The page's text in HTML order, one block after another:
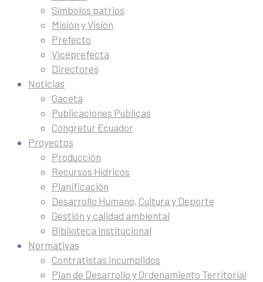
Símbolos patrios
Misión y Visión
Prefecto
Viceprefecta
Directores
Noticias
Gaceta
Publicaciones Públicas
Congretur Ecuador
Proyectos
Producción
Recursos Hídricos
Planificación
Desarrollo Humano, Cultura y Deporte
Gestión y calidad ambiental
Biblioteca institucional
Normativas
Contratistas incumplidos
Plan de Desarrollo y Ordenamiento Territorial